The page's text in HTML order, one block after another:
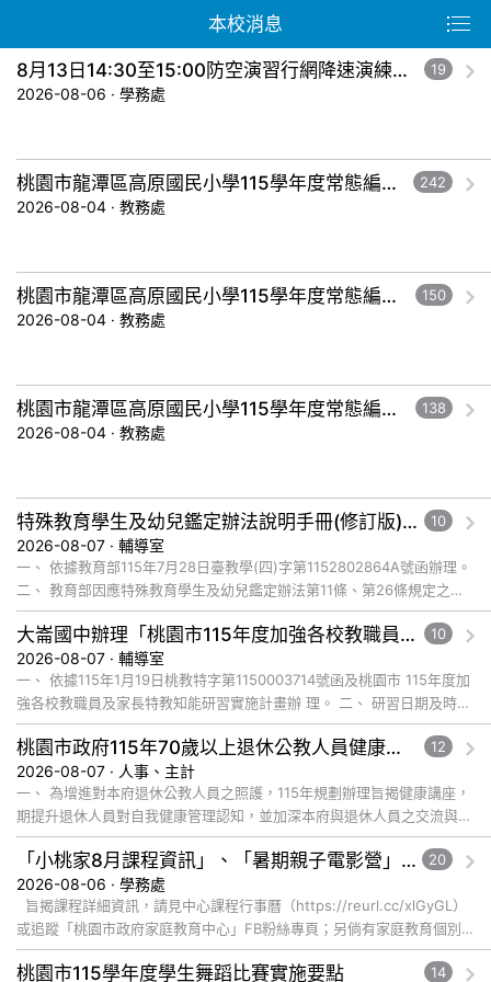
本校消息
8月13日14:30至15:00防空演習行網降速演練，請預為因應，詳洽NCC官網 19
2026-08-06 · 學務處
桃園市龍潭區高原國民小學115學年度常態編班暨導師編配作業結果公告-五年級。 242
2026-08-04 · 教務處
桃園市龍潭區高原國民小學115學年度常態編班暨導師編配作業結果公告-三年級。 150
2026-08-04 · 教務處
桃園市龍潭區高原國民小學115學年度常態編班暨導師編配作業結果公告-一年級。 138
2026-08-04 · 教務處
特殊教育學生及幼兒鑑定辦法說明手冊(修訂版)與學習障礙鑑定說明影片已公告於全國特殊教育資訊網，請自行上網觀看或下載運用 10
2026-08-07 · 輔導室
一、 依據教育部115年7月28日臺教學(四)字第1152802864A號函辦理。
二、 教育部因應特殊教育學生及幼兒鑑定辦法第11條、第26條規定之修
正，為協助各教育階段教師、學生、家長及主管機關... 觀看完整文章
大崙國中辦理「桃園市115年度加強各校教職員及家長特教知能研習」，鼓勵教師、特教助理員、家長踴躍報名參加 10
2026-08-07 · 輔導室
一、 依據115年1月19日桃教特字第1150003714號函及桃園市 115年度加
強各校教職員及家長特教知能研習實施計畫辦 理。 二、 研習日期及時
間：115年8月28日(五)上午9:00-12:... 觀看完整文章
桃園市政府115年70歲以上退休公教人員健康講座「吃得安心，動得舒心」，歡迎退休同仁踴躍參加 12
2026-08-07 · 人事、主計
一、 為增進對本府退休公教人員之照護，115年規劃辦理旨揭健康講座，
期提升退休人員對自我健康管理認知，並加深本府與退休人員之交流與情
誼，講座內容說明如下： (一) 辦理日期及地點： １、 ... 觀看完整文章
「小桃家8月課程資訊」、「暑期親子電影營」、「祖孫樂淘桃」、「愛『原原』不絕-親子共學同樂會」 20
2026-08-06 · 學務處
或追蹤「桃園市政府家庭教育中心」FB粉絲專頁；另倘有家庭教育個別
化服務需求，可撥打41281... 觀看完整文章
桃園市115學年度學生舞蹈比賽實施要點 14